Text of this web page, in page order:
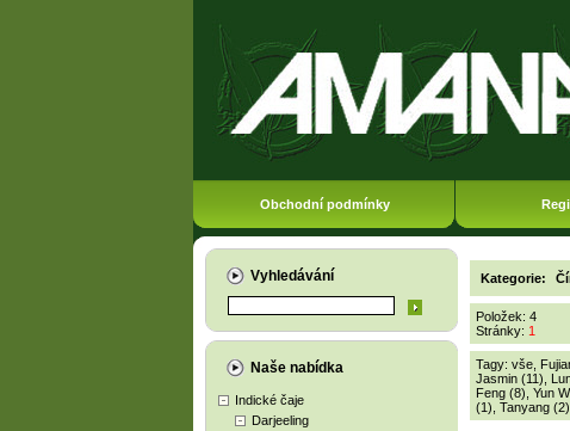
Obchodní podmínky
Vyhledávání
Naše nabídka
Indické čaje
Darjeeling
Kategorie:
Položek: 4
Stránky: 1
Tagy: vše
Jasmin (11)
Feng (8) Yun
(1) Tanyang (2)